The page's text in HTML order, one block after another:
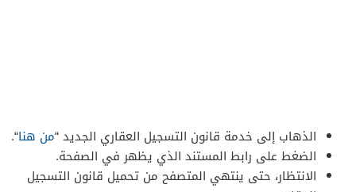
الذهاب إلى خدمة قانون التسجيل العقاري الجديد “من هنا“.
الضغط على رابط المستند الذي يظهر في الصفحة.
الانتظار، حتى ينتهي المتصفح من تحميل قانون التسجيل